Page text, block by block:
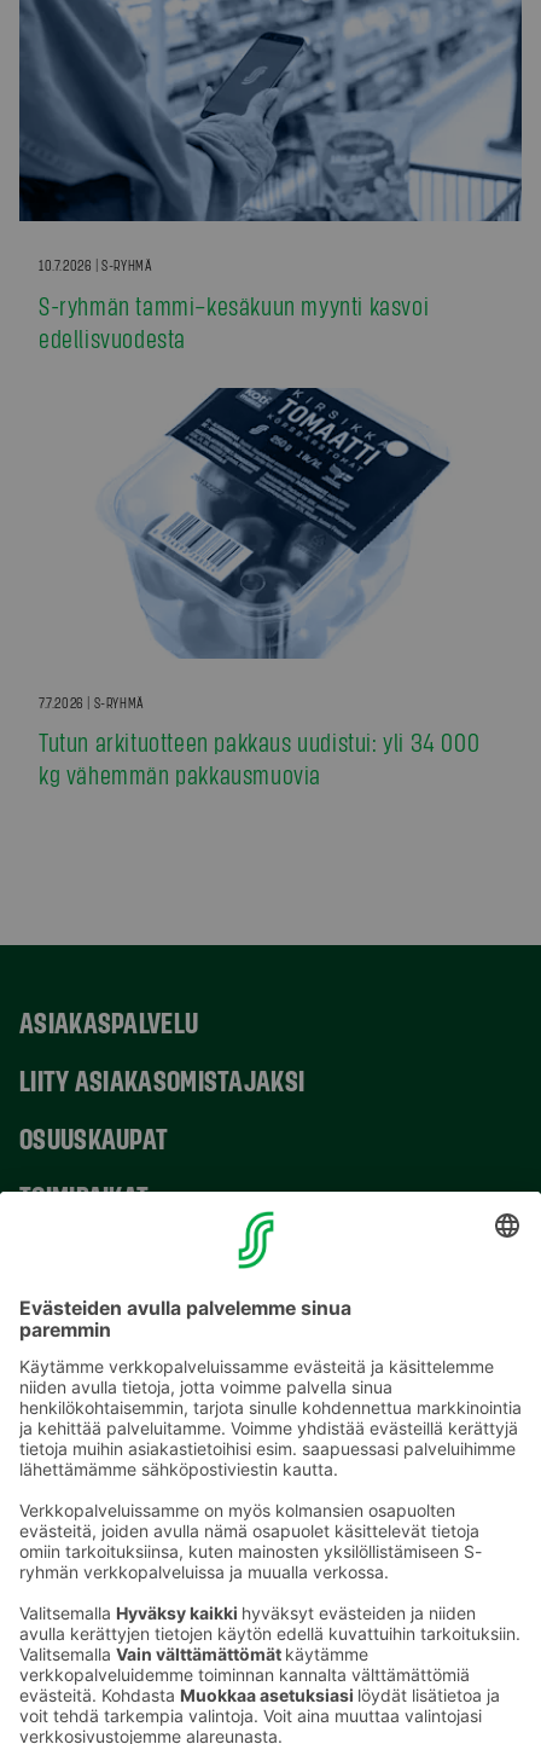
10.7.2026 | S-RYHMÄ
S-ryhmän tammi–kesäkuun myynti kasvoi
edellisvuodesta
7.7.2026 | S-RYHMÄ
Tutun arkituotteen pakkaus uudistui: yli 34 000
kg vähemmän pakkausmuovia
ASIAKASPALVELU
LIITY ASIAKASOMISTAJAKSI
OSUUSKAUPAT
TOIMIPAIKAT
Sähköpostiosoitteet S-ryhmässä ovat muotoa
etunimi.sukunimi@sok.fi
Seuraa meitä: